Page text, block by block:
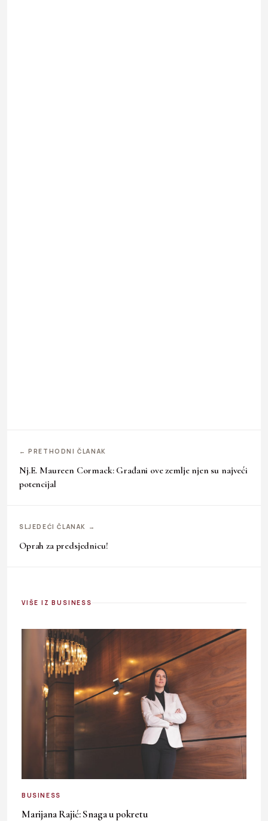
← PRETHODNI ČLANAK
Nj.E. Maureen Cormack: Građani ove zemlje njen su najveći
potencijal
SLJEDEĆI ČLANAK →
Oprah za predsjednicu!
VIŠE IZ BUSINESS
BUSINESS
Marijana Rajić: Snaga u pokretu